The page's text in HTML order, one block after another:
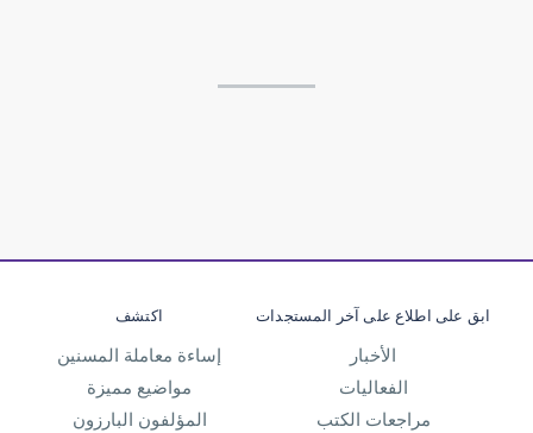
اكتشف
إساءة معاملة المسنين
مواضيع مميزة
المؤلفون البارزون
ابق على اطلاع على آخر المستجدات
الأخبار
الفعاليات
مراجعات الكتب